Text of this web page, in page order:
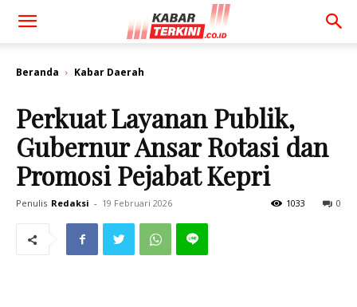
Beranda Kabar Daerah
Perkuat Layanan Publik,
Gubernur Ansar Rotasi dan
Promosi Pejabat Kepri
Penulis Redaksi - 19 Februari 2026 0
1033